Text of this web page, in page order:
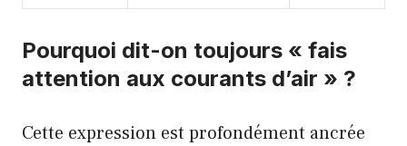
Pourquoi dit-on toujours « fais
attention aux courants d’air » ?
Cette expression est profondément ancrée